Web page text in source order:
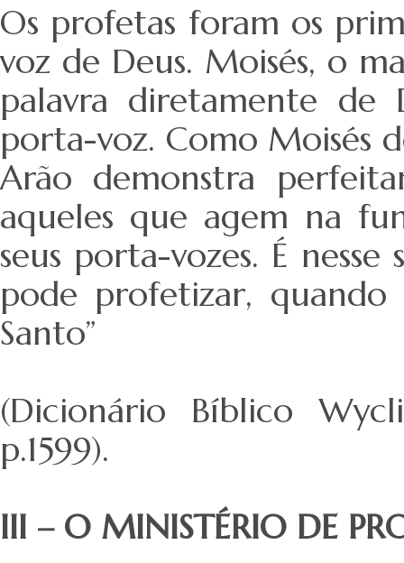
Os profetas foram os
voz de Deus. Moisés, o
palavra diretamente
porta-voz. Como Moisés
Arão demonstra
aqueles que agem na
seus porta-vozes. É
pode profetizar,
Santo”
(Dicionário Bíblico
p.1599).
III – O MINISTÉRIO DE